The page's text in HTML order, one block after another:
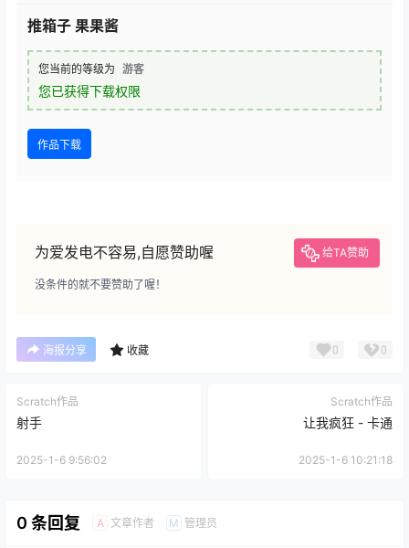
推箱子 果果酱
您当前的等级为 游客
您已获得下载权限
作品下载
为爱发电不容易,自愿赞助喔 给TA赞助
没条件的就不要赞助了喔！
海报分享 收藏 0 0
Scratch作品
射手
2025-1-6 9:56:02
Scratch作品
让我疯狂 - 卡通
2025-1-6 10:21:18
0 条回复 A 文章作者 M 管理员